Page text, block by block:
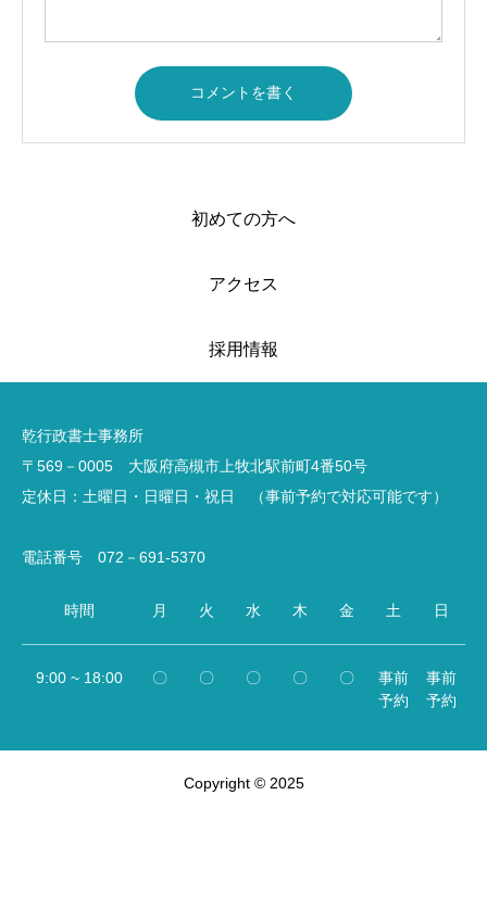
初めての方へ
アクセス
採用情報
乾行政書士事務所
〒569－0005 大阪府高槻市上牧北駅前町4番50号
定休日：土曜日・日曜日・祝日 （事前予約で対応可能です）
電話番号 072－691-5370
時間 月 火 水 木 金 土 日
9:00 ~ 18:00 〇 〇 〇 〇 〇
事前
予約
事前
予約
Copyright © 2025